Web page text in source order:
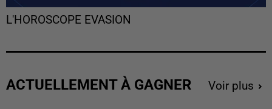
L'HOROSCOPE EVASION
ACTUELLEMENT À GAGNER Voir plus